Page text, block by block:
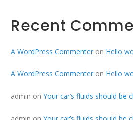
Recent
A WordPress Commenter on Hello
A WordPress Commenter on Hello
admin onYour car’s fluids should be
admin onYour car’s fluids should be